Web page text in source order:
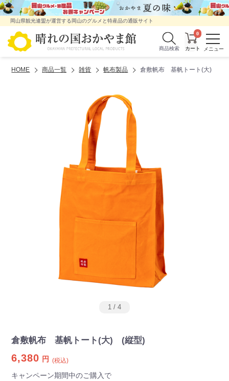
岡山県観光連盟が運営する岡山のグルメと特産品の通販サイト
商品検索
0
HOME 商品一覧 雑貨 帆布製品 倉敷帆布 基帆トート(大) (縦
1 / 4
倉敷帆布 基帆トート(大) (縦型)
6,380 円 (税込)
キャンペーン期間中のご購入で